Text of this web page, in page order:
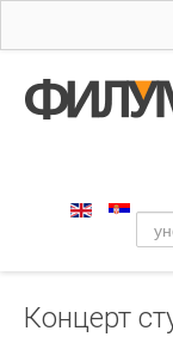
Упис
Уметност
Музичка
Концерт